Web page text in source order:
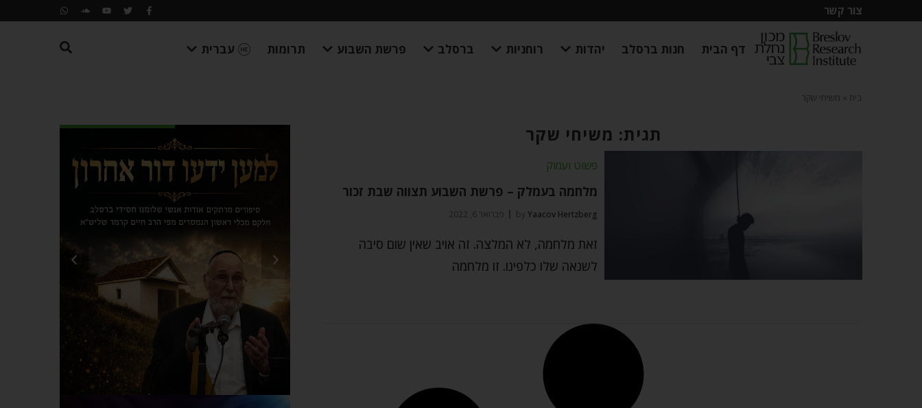
צור קשר
דף הבית חנות ברסלב יהדות רוחניות ברסלב פרשת השבוע תרומות עברית
בית משיחי שקר
תגית: משיחי שקר
פשוט ועמוק
מלחמה בעמלק – פרשת השבוע תצווה שבת זכור
by Yaacov Hertzberg פברואר 6, 2022
זאת מלחמה, לא המלצה. זה אויב שאין שום סיבה
לשנאה שלו כלפינו. זו מלחמה